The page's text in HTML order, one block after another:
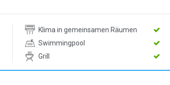
Klima in gemeinsamen Räumen
Swimmingpool
Grill